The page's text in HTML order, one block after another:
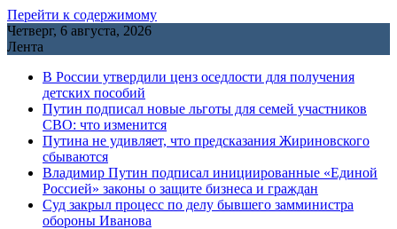
Перейти к содержимому
Четверг, 6 августа, 2026
Лента
В России утвердили ценз оседлости для получения
детских пособий
Путин подписал новые льготы для семей участников
СВО: что изменится
Путина не удивляет, что предсказания Жириновского
сбываются
Владимир Путин подписал инициированные «Единой
Россией» законы о защите бизнеса и граждан
Cуд закрыл процесс по делу бывшего замминистра
обороны Иванова